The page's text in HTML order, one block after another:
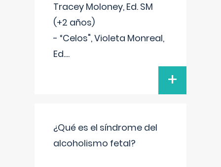
Tracey Moloney, Ed. SM
(+2 años)
- “Celos", Violeta Monreal,
Ed....
+
¿Qué es el síndrome del
alcoholismo fetal?